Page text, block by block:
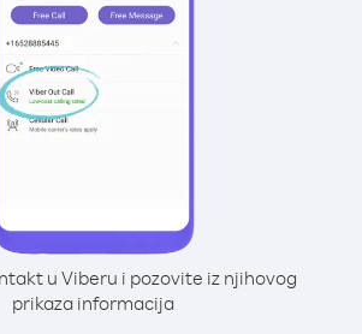
u Viberu i pozovite iz njihovog
prikaza informacija